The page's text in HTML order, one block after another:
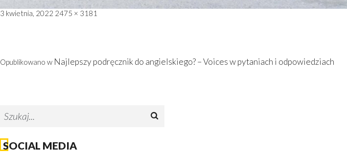
Opublikowano
3 kwietnia, 2022 Pełny
2475 × 3181
Nawigacja
Opublikowano w Najlepszy podręcznik do angielskiego? – Voices w pytaniach i odpowiedziach
SOCIAL MEDIA